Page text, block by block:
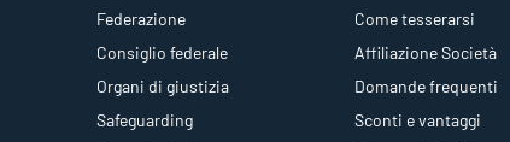
Federazione
Consiglio federale
Organi di giustizia
Safeguarding
Come tesserarsi
Affiliazione Società
Domande frequenti
Sconti e vantaggi